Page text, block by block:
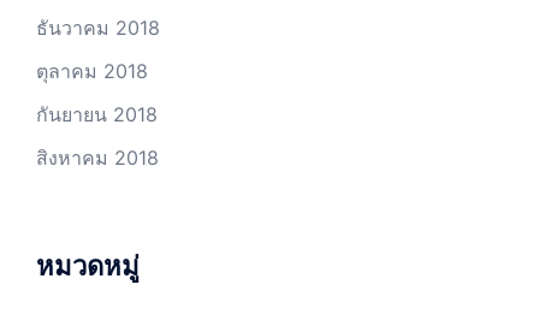
ธันวาคม 2018
ตุลาคม 2018
กันยายน 2018
สิงหาคม 2018
หมวดหมู่